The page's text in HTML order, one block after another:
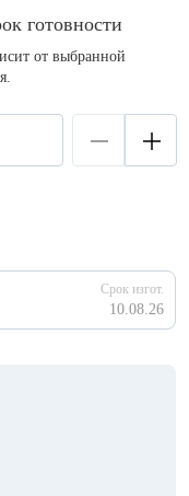
готовности
от выбранной
Срок изгот.
10.08.26